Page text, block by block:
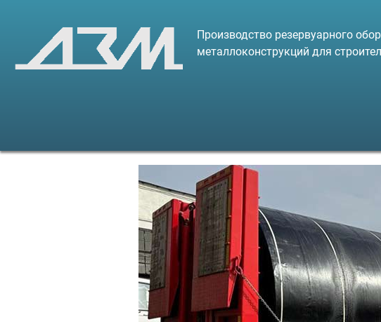
Производство резервуарного
металлоконструкций для